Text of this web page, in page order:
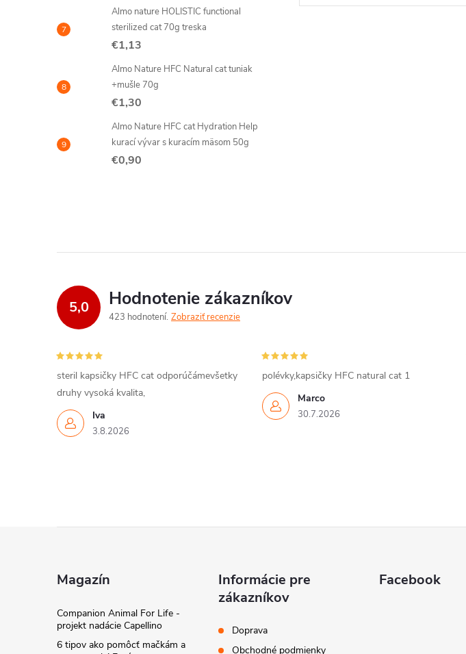
Almo nature HOLISTIC functional
sterilized cat 70g treska
€1,13
Almo Nature HFC Natural cat tuniak
+mušle 70g
€1,30
Almo Nature HFC cat Hydration Help
kurací vývar s kuracím mäsom 50g
€0,90
5,0 Hodnotenie zákazníkov
423 hodnotení Zobraziť recenzie
Iva
3.8.2026
steril kapsičky HFC cat odporúčámevšetky
druhy vysoká kvalita,
Marco
30.7.2026
polévky,kapsičky HFC natural cat 1
Magazín
Companion Animal For Life -
projekt nadácie Capellino
6 tipov ako pomôcť mačkám a
Informácie pre
zákazníkov
Doprava
Obchodné podmienky
Facebook